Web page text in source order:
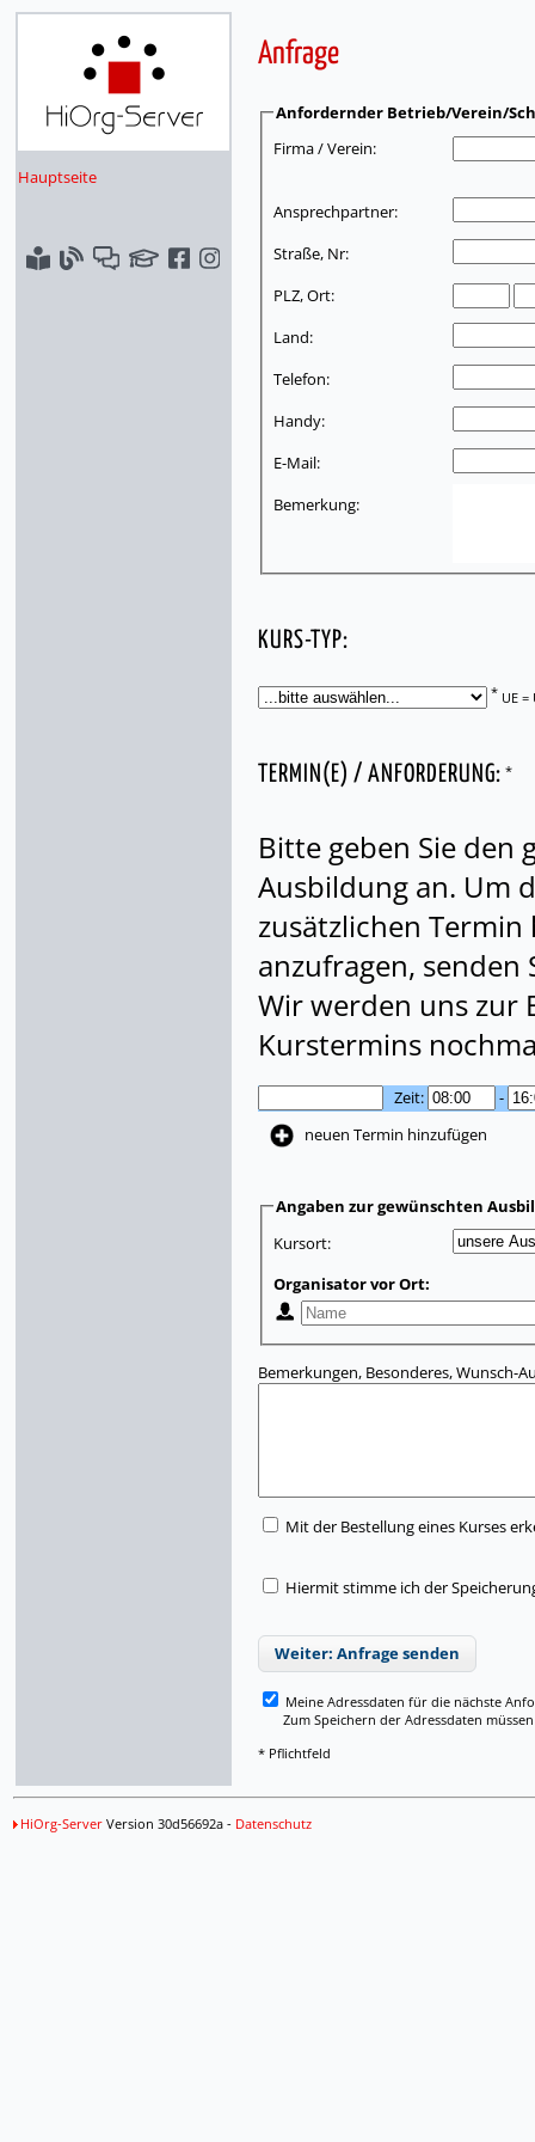
Hauptseite
Anfrage
Anfordernder Betrieb/Verein/
Firma / Verein:
Ansprechpartner:
Straße, Nr:
PLZ, Ort:
Land:
Telefon:
Handy:
E-Mail:
Bemerkung:
KURS-TYP:
* UE
TERMIN(E) / ANFORDERUNG: *
Bitte geben Sie den
Ausbildung an. Um
zusätzlichen
anzufragen, senden
Wir werden uns zur
Kurstermins
Zeit:
-
neuen Termin hinzufügen
Angaben zur gewünschten
Kursort:
Organisator vor Ort:
Bemerkungen, Besonderes, Wunsch-
Mit der Bestellung eines Kurses
Hiermit stimme ich der
Weiter: Anfrage senden
Meine Adressdaten für die nächste
Zum Speichern der Adressdaten müssen
* Pflichtfeld
HiOrg-ServerVersion 30d56692a - Datenschutz